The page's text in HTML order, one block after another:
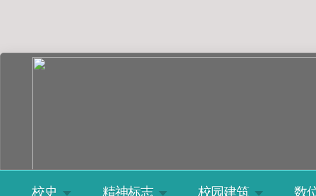
校史 精神标志 校园建筑 数